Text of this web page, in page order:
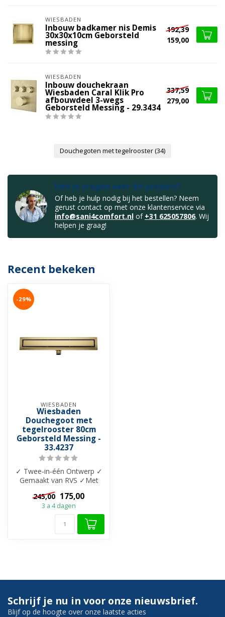
WIESBADEN
Inbouw badkamer nis Demis
30x30x10cm Geborsteld
messing
192,39
159,00
WIESBADEN
Inbouw douchekraan
Wiesbaden Caral Klik Pro
afbouwdeel 3-wegs
Geborsteld Messing - 29.3434
337,59
279,00
Douchegoten met tegelrooster(34)
Heb je vragen over dit product?
Of heb je hulp nodig bij het bestellen? Neem
gerust contact op met onze klantenservice via
info@sani4comfort.nl of +31 625057806. Wij
helpen je graag!
Recent bekeken
-29%
WIESBADEN
Wiesbaden
Douchegoot met
tegelrooster 80cm
Geborsteld Messing -
33.4237
✓ Twee-in-één Ontwerp ✓
Gemaakt van RVS ✓Met
tegelrooster en flens 80 x 7
cm ✓Ma...
245,00 175,00
3 a 4 dagen
Schrijf je nu in voor onze nieuwsbrief.
Blijf op de hoogte over onze laatste acties